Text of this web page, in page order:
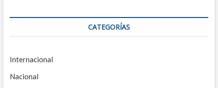
CATEGORÍAS
Internacional
Nacional